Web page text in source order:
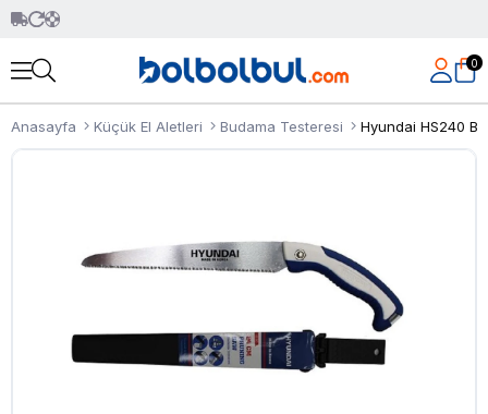
0
Anasayfa Küçük El Aletleri Budama Testeresi Hyundai HS240